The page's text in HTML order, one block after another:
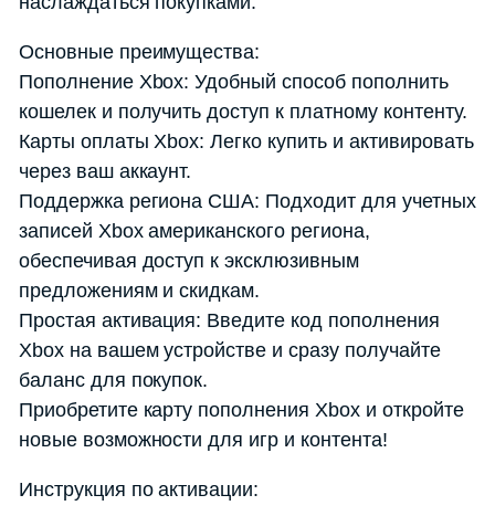
Основные преимущества:
Пополнение Xbox: Удобный способ пополнить
кошелек и получить доступ к платному контенту.
Карты оплаты Xbox: Легко купить и активировать
через ваш аккаунт.
Поддержка региона США: Подходит для учетных
записей Xbox американского региона,
обеспечивая доступ к эксклюзивным
предложениям и скидкам.
Простая активация: Введите код пополнения
Xbox на вашем устройстве и сразу получайте
баланс для покупок.
Приобретите карту пополнения Xbox и откройте
новые возможности для игр и контента!
Инструкция по активации: